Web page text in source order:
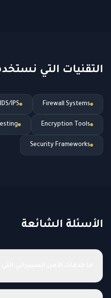
التقنيات التي
Firewall Systems
IDS/IPS
Encryption Tools
Security Frameworks
الأسئلة الشائعة